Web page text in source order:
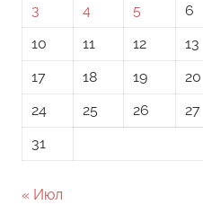
3
4 5 6
10
11 12 13
17
18 19 20
24
25 26 27
31
« Июл